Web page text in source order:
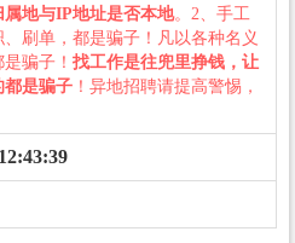
属地与IP地址是否本地。2、手工
刷单，都是骗子！凡以各种名义
骗子！ 找工作是往兜里挣钱，让
都是骗子 ！异地招聘请提高警惕，